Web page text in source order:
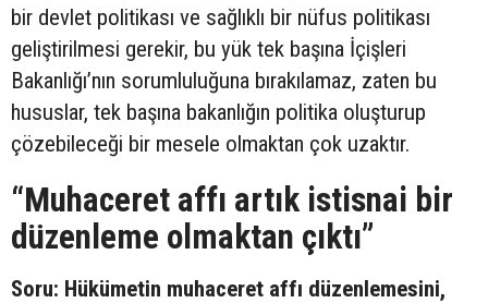
bir devlet politikası ve sağlıklı bir nüfus politikası
geliştirilmesi gerekir, bu yük tek başına İçişleri
Bakanlığı’nın sorumluluğuna bırakılamaz, zaten bu
hususlar, tek başına bakanlığın politika oluşturup
çözebileceği bir mesele olmaktan çok uzaktır.
“Muhaceret affı artık istisnai bir
düzenleme olmaktan çıktı”
Soru: Hükümetin muhaceret affı düzenlemesini,